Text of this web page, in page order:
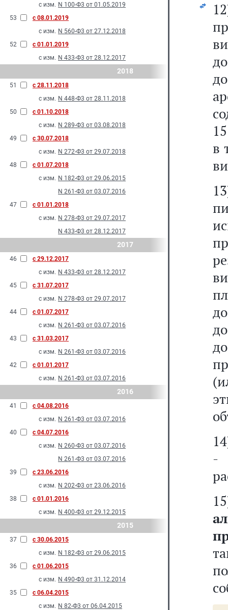
с изм. N 100-Ф3 от 01.05.2019
53
с 08.01.2019
с изм. N 560-Ф3 от 27.12.2018
52
с 01.01.2019
с изм. N 433-Ф3 от 28.12.2017
2018
51
с 28.11.2018
с изм. N 448-Ф3 от 28.11.2018
50
с 01.10.2018
с изм. N 289-Ф3 от 03.08.2018
49
с 30.07.2018
с изм. N 272-Ф3 от 29.07.2018
48
с 01.07.2018
с изм. N 182-Ф3 от 29.06.2015
N 261-Ф3 от 03.07.2016
47
с 01.01.2018
с изм. N 278-Ф3 от 29.07.2017
N 433-Ф3 от 28.12.2017
2017
46
с 29.12.2017
с изм. N 433-Ф3 от 28.12.2017
45
с 31.07.2017
с изм. N 278-Ф3 от 29.07.2017
44
с 01.07.2017
с изм. N 261-Ф3 от 03.07.2016
43
с 31.03.2017
с изм. N 261-Ф3 от 03.07.2016
42
с 01.01.2017
с изм. N 261-Ф3 от 03.07.2016
2016
41
с 04.08.2016
с изм. N 261-Ф3 от 03.07.2016
40
с 04.07.2016
с изм. N 260-Ф3 от 03.07.2016
N 261-Ф3 от 03.07.2016
39
с 23.06.2016
с изм. N 202-Ф3 от 23.06.2016
38
с 01.01.2016
с изм. N 400-Ф3 от 29.12.2015
2015
37
с 30.06.2015
с изм. N 182-Ф3 от 29.06.2015
36
с 01.06.2015
с изм. N 490-Ф3 от 31.12.2014
35
с 06.04.2015
с изм. N 82-Ф3 от 06.04.2015
в
-